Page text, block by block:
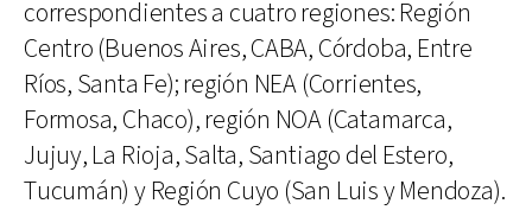
correspondientes a cuatro regiones: Región
Centro (Buenos Aires, CABA, Córdoba, Entre
Ríos, Santa Fe); región NEA (Corrientes,
Formosa, Chaco), región NOA (Catamarca,
Jujuy, La Rioja, Salta, Santiago del Estero,
Tucumán) y Región Cuyo (San Luis y Mendoza).